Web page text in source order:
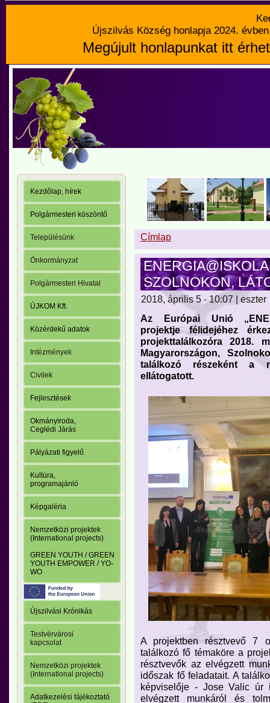
Újszilvás Község honlapja 2024.
Megújult honlapunkat itt
Kezdőlap, hírek
Polgármesteri köszöntő
Településünk
Önkormányzat
Polgármesteri Hivatal
ÚJKOM Kft.
Közérdekű adatok
Intézmények
Civilek
Fejlesztések
Okmányiroda,
Ceglédi Járás
Pályázati figyelő
Kultúra,
programajánló
Képgaléria
Nemzetközi projektek
(International projects)
GREEN YOUTH / GREEN
YOUTH EMPOWER / YO-
WO
Újszilvási Krónikás
Testvérvárosi
kapcsolat
Nemzetközi projektek
(International projects)
Adatkezelési tájékoztató
Címlap
SZOLNOKON,
2018, április 5 - 10:07 | eszter
Az Európai Unió
projektje félidejéhez
projekttalálkozóra 2018.
Magyarországon,
találkozó részeként a
ellátogatott.
A projektben résztvevő 7
találkozó fő témaköre a
résztvevők az elvégzett
időszak fő feladatait. A
képviselője - Jose Valic úr
elvégzett munkáról és